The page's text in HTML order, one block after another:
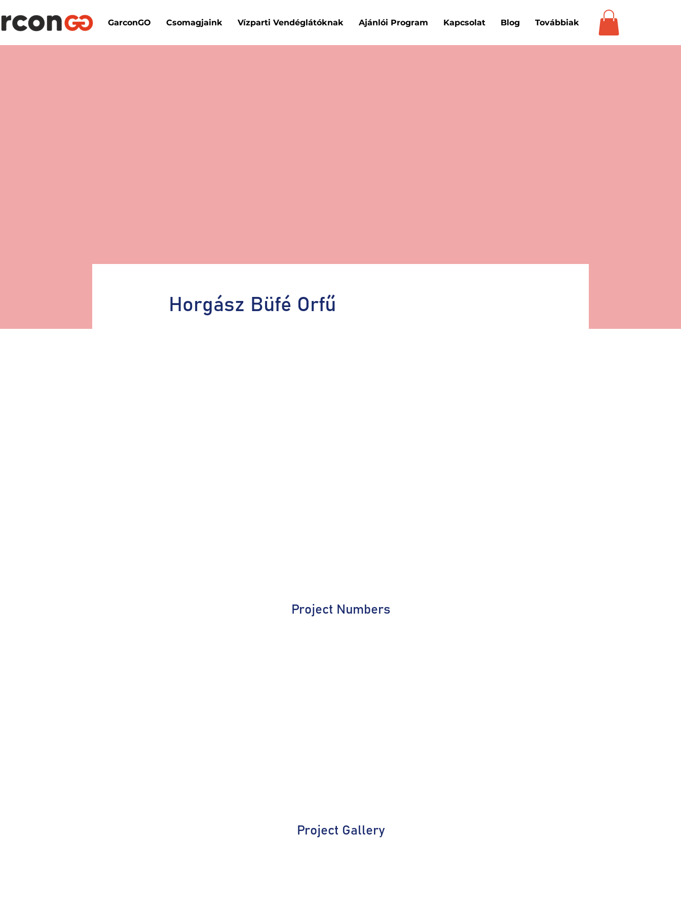
GarconGO Csomagjaink Vízparti Vendéglátóknak Ajánlói Program Kapcsolat Blog Továbbiak
Horgász Büfé Orfű
Project Numbers
Project Gallery